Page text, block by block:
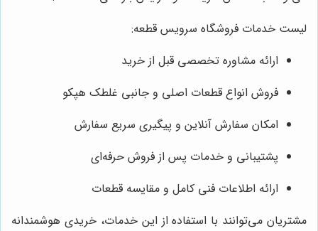
لیست خدمات فروشگاه سرویس قطعه:
ارائه مشاوره تخصصی قبل از خرید
فروش انواع قطعات اصلی و جانبی غلطک هپکو
امکان سفارش آنلاین و پیگیری سریع سفارش
پشتیبانی و خدمات پس از فروش حرفه‌ای
ارائه اطلاعات فنی کامل و مقایسه قطعات
مشتریان می‌توانند با استفاده از این خدمات، خریدی هوشمندانه